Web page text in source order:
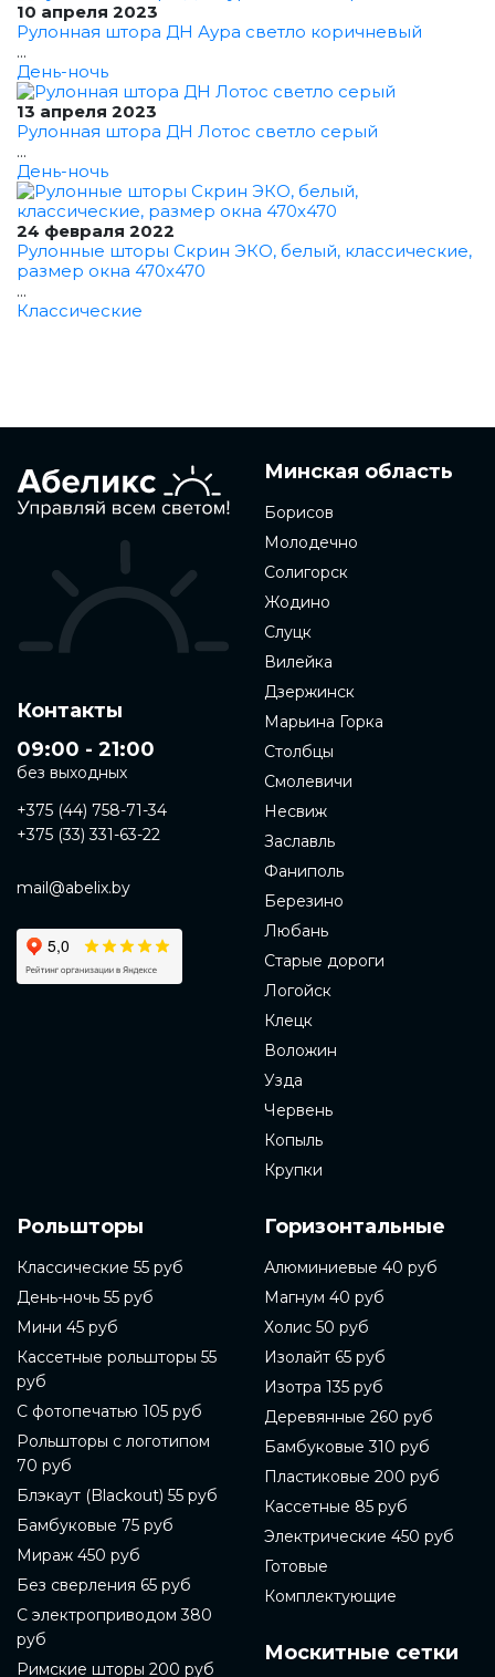
10 апреля 2023
Рулонная штора ДН Аура светло коричневый
...
День-ночь
13 апреля 2023
Рулонная штора ДН Лотос светло серый
...
День-ночь
24 февраля 2022
Рулонные шторы Скрин ЭКО, белый, классические,
размер окна 470x470
...
Классические
Контакты
09:00 - 21:00
без выходных
+375 (44) 758-71-34
+375 (33) 331-63-22
mail@abelix.by
Минская область
Борисов
Молодечно
Солигорск
Жодино
Слуцк
Вилейка
Дзержинск
Марьина Горка
Столбцы
Смолевичи
Несвиж
Заславль
Фаниполь
Березино
Любань
Старые дороги
Логойск
Клецк
Воложин
Узда
Червень
Копыль
Крупки
Рольшторы
Классические 55 руб
День-ночь 55 руб
Мини 45 руб
Кассетные рольшторы 55
руб
С фотопечатью 105 руб
Рольшторы с логотипом
70 руб
Блэкаут (Blackout) 55 руб
Бамбуковые 75 руб
Мираж 450 руб
Без сверления 65 руб
С электроприводом 380
руб
Римские шторы 200 руб
Горизонтальные
Алюминиевые 40 руб
Магнум 40 руб
Холис 50 руб
Изолайт 65 руб
Изотра 135 руб
Деревянные 260 руб
Бамбуковые 310 руб
Пластиковые 200 руб
Кассетные 85 руб
Электрические 450 руб
Готовые
Комплектующие
Москитные сетки